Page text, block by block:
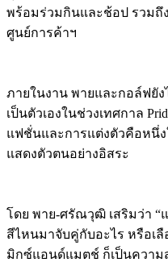
พร้อมร่วมกินและช้อป รวมถึ
ศูนย์การค้าฯ
ภายในงาน พายและกอล์ฟยั
เป็นตัวเองในช่วงเทศกาล
แฟชั่นและการแต่งตัวคือหนึ่
แสดงตัวตนอย่างอิสระ
โดย พาย-ศรัณวุฒิ เสริมว่า
สีไหนมาจับคู่กับอะไร หรือเ
มิกซ์แอนด์แมตช์ ก็เป็นความ